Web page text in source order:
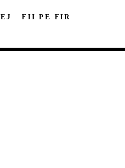
FII PE FIR